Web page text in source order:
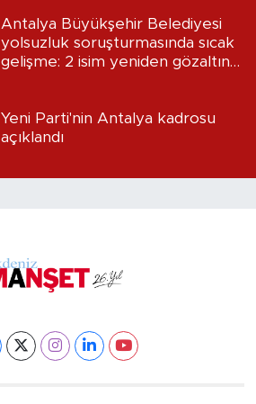
Antalya Büyükşehir Belediyesi
yolsuzluk soruşturmasında sıcak
gelişme: 2 isim yeniden gözaltına
Yeni Parti'nin Antalya kadrosu
açıklandı